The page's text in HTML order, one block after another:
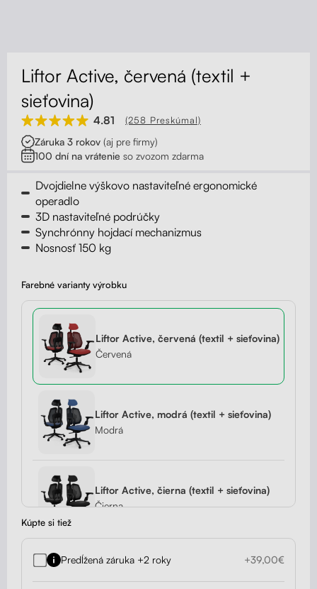
Stojany na monitor - Riser
Skrinky so zásuvkami a zásuvky
Akustické paravány
Opierky
Liftor Active, červená (textil +
sieťovina)
4.81 (258 Preskúmal)
Záruka 3 rokov (aj pre firmy)
100 dní na vrátenie so zvozom zdarma
Dvojdielne výškovo nastaviteľné ergonomické
operadlo
3D nastaviteľné podrúčky
Synchrónny hojdací mechanizmus
Nosnosť 150 kg
Farebné varianty výrobku
Liftor Active, červená (textil + sieťovina)
Červená
Liftor Active, modrá (textil + sieťovina)
Modrá
Liftor Active, čierna (textil + sieťovina)
Čierna
Liftor Active, čierna (pravá koža)
Čierna
Kúpte si tiež
Predĺžená záruka +2 roky +39,00€